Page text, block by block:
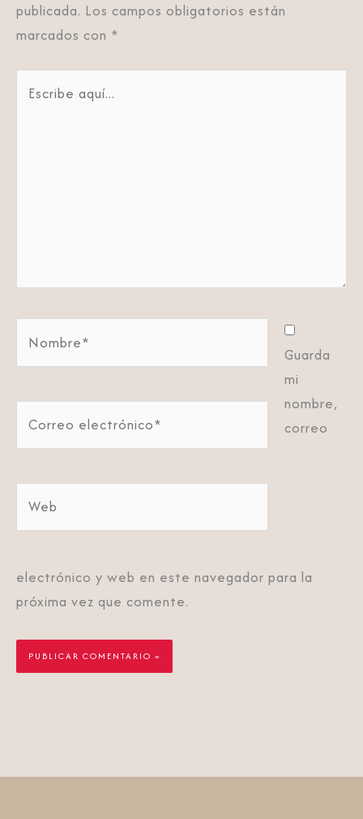
publicada. Los campos obligatorios están
marcados con *
Guarda
mi
nombre,
correo
electrónico y web en este navegador para la
próxima vez que comente.